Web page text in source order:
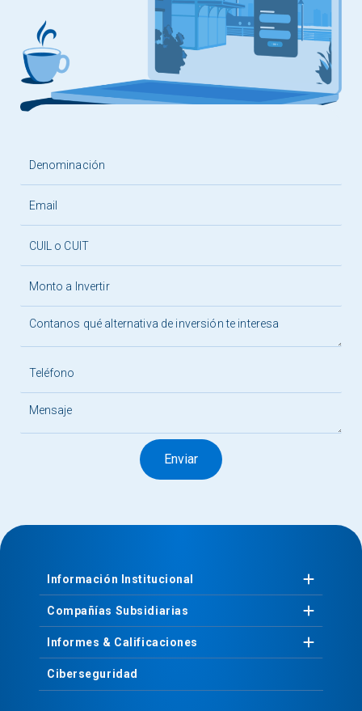
Información Institucional
Compañías Subsidiarias
Informes & Calificaciones
Ciberseguridad